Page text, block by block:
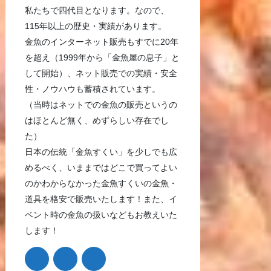
私たちで四代目となります。なので、
115年以上の歴史・実績があります。
金魚のインターネット販売もすでに20年
を超え（1999年から「金魚屋の息子」と
して開始）、ネット販売での実績・安全
性・ノウハウも蓄積されています。
（当時はネットでの金魚の販売というの
はほとんど無く、めずらしい存在でし
た）
日本の伝統「金魚すくい」を少しでも広
めるべく、いままではどこで買ってよい
のかわからなかった金魚すくいの金魚・
道具を格安で販売いたします！また、イ
ベント時の金魚の扱いなどもお教えいた
します！